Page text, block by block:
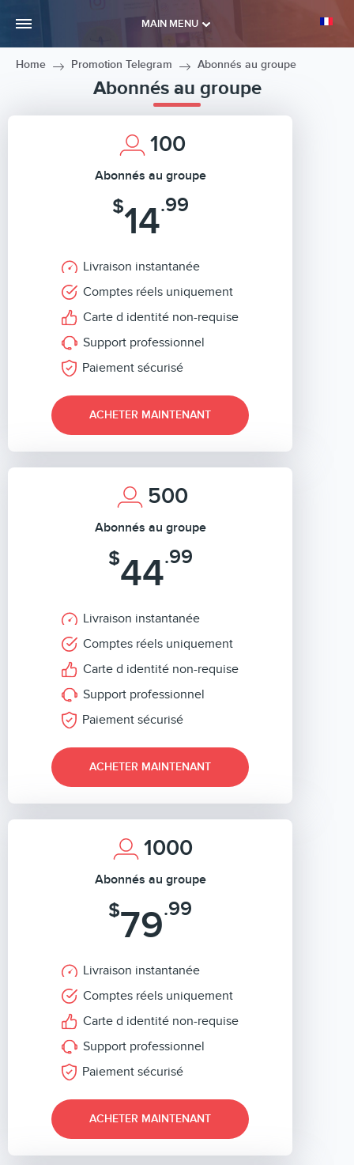
MAIN MENU
Home Promotion Telegram Abonnés au groupe
Abonnés au groupe
100
Abonnés au groupe
$14.99
Livraison instantanée
Comptes réels uniquement
Carte d identité non-requise
Support professionnel
Paiement sécurisé
ACHETER MAINTENANT
500
Abonnés au groupe
$44.99
Livraison instantanée
Comptes réels uniquement
Carte d identité non-requise
Support professionnel
Paiement sécurisé
ACHETER MAINTENANT
1000
Abonnés au groupe
$79.99
Livraison instantanée
Comptes réels uniquement
Carte d identité non-requise
Support professionnel
Paiement sécurisé
ACHETER MAINTENANT